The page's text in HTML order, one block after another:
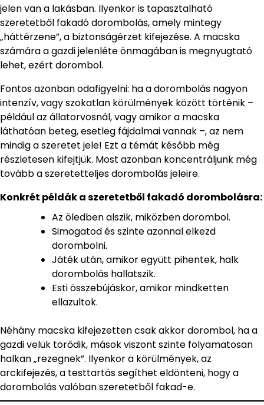
jelen van a lakásban. Ilyenkor is tapasztalható
szeretetből fakadó dorombolás, amely mintegy
„háttérzene”, a biztonságérzet kifejezése. A macska
számára a gazdi jelenléte önmagában is megnyugtató
lehet, ezért dorombol.
Fontos azonban odafigyelni: ha a dorombolás nagyon
intenzív, vagy szokatlan körülmények között történik –
például az állatorvosnál, vagy amikor a macska
láthatóan beteg, esetleg fájdalmai vannak –, az nem
mindig a szeretet jele! Ezt a témát később még
részletesen kifejtjük. Most azonban koncentráljunk még
tovább a szeretetteljes dorombolás jeleire.
Konkrét példák a szeretetből fakadó dorombolásra:
Az öledben alszik, miközben dorombol.
Simogatod és szinte azonnal elkezd
dorombolni.
Játék után, amikor együtt pihentek, halk
dorombolás hallatszik.
Esti összebújáskor, amikor mindketten
ellazultok.
Néhány macska kifejezetten csak akkor dorombol, ha a
gazdi velük törődik, mások viszont szinte folyamatosan
halkan „rezegnek”. Ilyenkor a körülmények, az
arckifejezés, a testtartás segíthet eldönteni, hogy a
dorombolás valóban szeretetből fakad-e.